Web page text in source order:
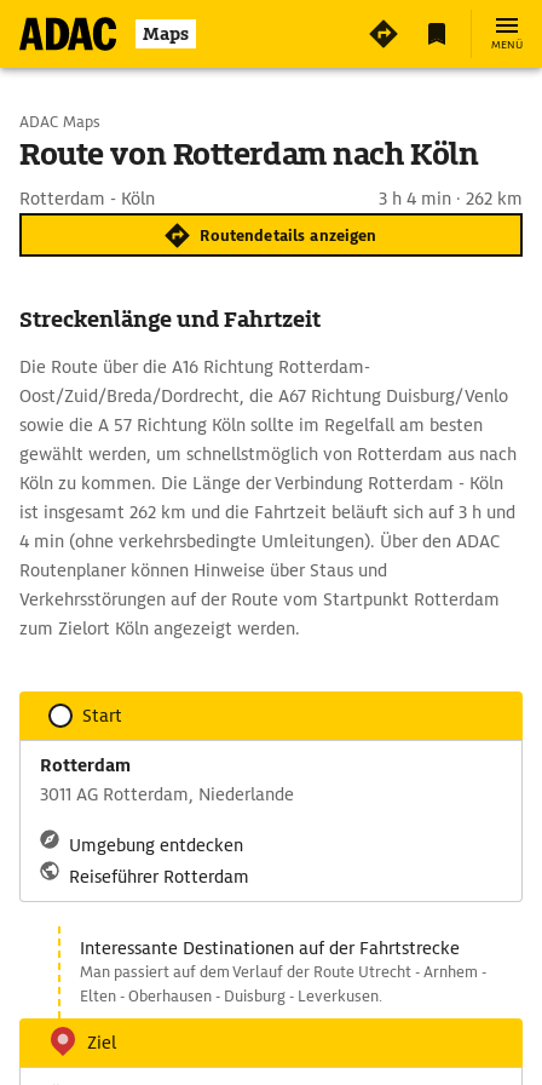
Maps MENÜ
Start wählen
ADAC Maps
Route von Rotterdam nach Köln
Rotterdam - Köln 3 h 4 min · 262 km
Routendetails anzeigen
Streckenlänge und Fahrtzeit
Die Route über die A16 Richtung Rotterdam-
Oost/Zuid/Breda/Dordrecht, die A67 Richtung Duisburg/Venlo
sowie die A 57 Richtung Köln sollte im Regelfall am besten
gewählt werden, um schnellstmöglich von Rotterdam aus nach
Köln zu kommen. Die Länge der Verbindung Rotterdam - Köln
ist insgesamt 262 km und die Fahrtzeit beläuft sich auf 3 h und
4 min (ohne verkehrsbedingte Umleitungen). Über den ADAC
Routenplaner können Hinweise über Staus und
Verkehrsstörungen auf der Route vom Startpunkt Rotterdam
zum Zielort Köln angezeigt werden.
Start
Rotterdam
3011 AG Rotterdam, Niederlande
Umgebung entdecken
Reiseführer Rotterdam
Interessante Destinationen auf der Fahrtstrecke
Man passiert auf dem Verlauf der Route Utrecht - Arnhem -
Elten - Oberhausen - Duisburg - Leverkusen.
Ziel